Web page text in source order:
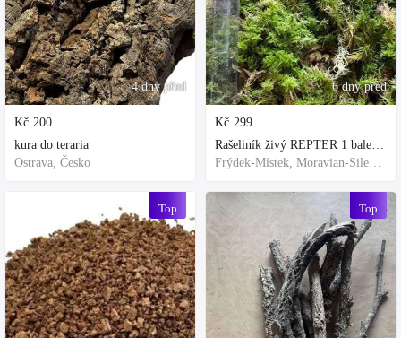
4 dny před
Kč 200
kura do teraria
Ostrava, Česko
Top
6 dny před
Kč 299
Rašeliník živý REPTER 1 balení - násada, TOP kvalita 30cm-30cm-8cm
Frýdek-Místek, Moravian-Silesian Region,Others
Top